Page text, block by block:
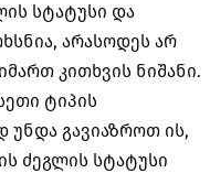
სტატუსი და
არასოდეს არ
კითხვის ნიშანი.
ტიპის
უნდა გავიაზროთ ის,
ძეგლის სტატუსი